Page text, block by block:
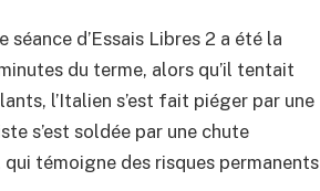
d’Essais Libres 2 a été la
du terme, alors qu’il tentait
l’Italien s’est fait piéger par une
s’est soldée par une chute
qui témoigne des risques permanents